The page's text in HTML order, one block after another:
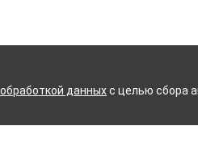
обработкой данныхс целью сбора